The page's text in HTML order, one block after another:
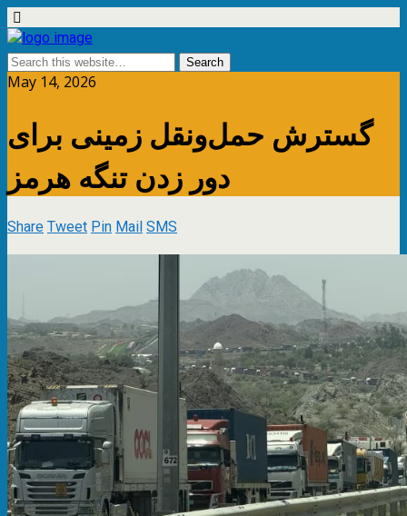
May 14, 2026
گسترش حمل‌ونقل زمینی برای
دور زدن تنگه هرمز
ShareTweetPinMailSMS